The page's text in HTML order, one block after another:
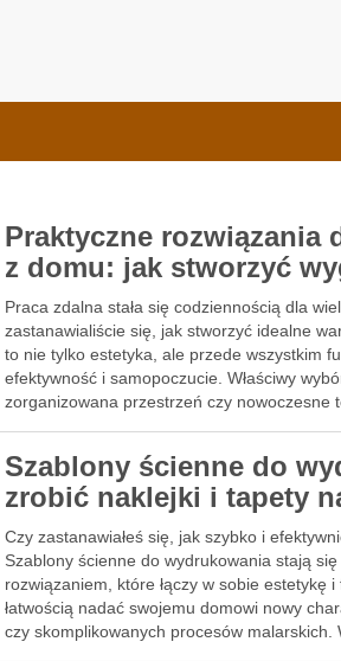
Praktyczne rozwiązania
z domu: jak stworzyć
Praca zdalna stała się codziennością dla
zastanawialiście się, jak stworzyć idealne
to nie tylko estetyka, ale przede wszystkim
efektywność i samopoczucie. Właściwy
zorganizowana przestrzeń czy nowoczesne
Szablony ścienne do
zrobić naklejki i tapety
Czy zastanawiałeś się, jak szybko i
Szablony ścienne do wydrukowania stają
rozwiązaniem, które łączy w sobie estetykę
łatwością nadać swojemu domowi nowy
czy skomplikowanych procesów